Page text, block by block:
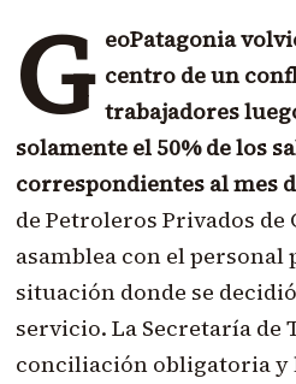
G eoPatagonia
centro de un
trabajadores
solamente el 50% de los
correspondientes al mes
de Petroleros Privados
asamblea con el personal
situación donde se
servicio. La Secretaría de
conciliación obligatoria y